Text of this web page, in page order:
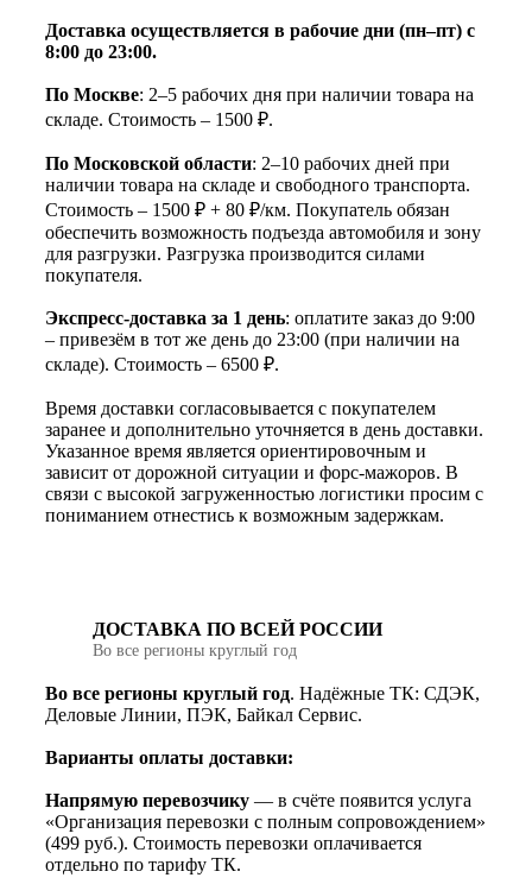
Доставка осуществляется в рабочие дни (пн–пт) с
8:00 до 23:00.
По Москве: 2–5 рабочих дня при наличии товара на
складе. Стоимость – 1500 ₽.
По Московской области: 2–10 рабочих дней при
наличии товара на складе и свободного транспорта.
Стоимость – 1500 ₽ + 80 ₽/км. Покупатель обязан
обеспечить возможность подъезда автомобиля и зону
для разгрузки. Разгрузка производится силами
покупателя.
Экспресс-доставка за 1 день: оплатите заказ до 9:00
– привезём в тот же день до 23:00 (при наличии на
складе). Стоимость – 6500 ₽.
Время доставки согласовывается с покупателем
заранее и дополнительно уточняется в день доставки.
Указанное время является ориентировочным и
зависит от дорожной ситуации и форс-мажоров. В
связи с высокой загруженностью логистики просим с
пониманием отнестись к возможным задержкам.
ДОСТАВКА ПО ВСЕЙ РОССИИ
Во все регионы круглый год
Во все регионы круглый год. Надёжные ТК: СДЭК,
Деловые Линии, ПЭК, Байкал Сервис.
Варианты оплаты доставки:
Напрямую перевозчику — в счёте появится услуга
«Организация перевозки с полным сопровождением»
(499 руб.). Стоимость перевозки оплачивается
отдельно по тарифу ТК.